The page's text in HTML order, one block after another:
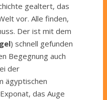
gealtert, das
vor. Alle finden,
Der ist mit dem
) schnell gefunden
Begegnung auch
der
ägyptischen
das Auge